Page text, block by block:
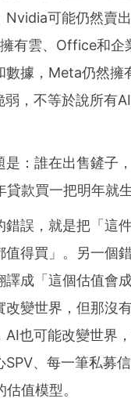
Nvidia可能仍然賣出
有雲、Office和企
據，Meta仍然擁
弱，不等於說所有
是：誰在出售鏟子
款買一把明年就
錯誤，就是把「這
值得買」。另一個
譯成「這個估值會
改變世界，但那沒
AI也可能改變世界
SPV、每一筆私募
值模型。